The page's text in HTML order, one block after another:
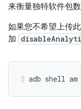
来衡量独特软件包数
如果您不希望上传
加
adb shell am